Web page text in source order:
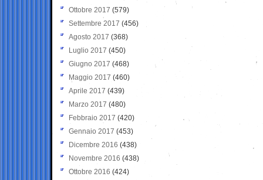
Ottobre 2017 (579)
Settembre 2017 (456)
Agosto 2017 (368)
Luglio 2017 (450)
Giugno 2017 (468)
Maggio 2017 (460)
Aprile 2017 (439)
Marzo 2017 (480)
Febbraio 2017 (420)
Gennaio 2017 (453)
Dicembre 2016 (438)
Novembre 2016 (438)
Ottobre 2016 (424)